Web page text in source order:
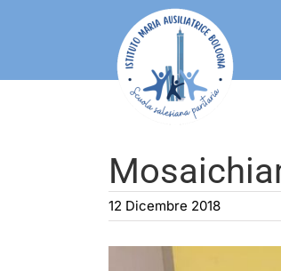
12 Dicembre 2018
Ingrandisci